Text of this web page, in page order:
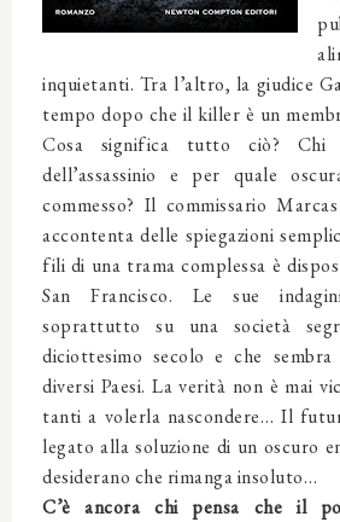
inquietanti. Tra l’altro, la giudice
tempo dopo che il killer è un
Cosa significa tutto ciò? Chi
dell’assassinio e per quale
commesso? Il commissario
accontenta delle spiegazioni
fili di una trama complessa è
San Francisco. Le sue
soprattutto su una società
diciottesimo secolo e che
diversi Paesi. La verità non è mai
tanti a volerla nascondere… Il
legato alla soluzione di un oscuro
desiderano che rimanga insoluto…
C’è ancora chi pensa che il